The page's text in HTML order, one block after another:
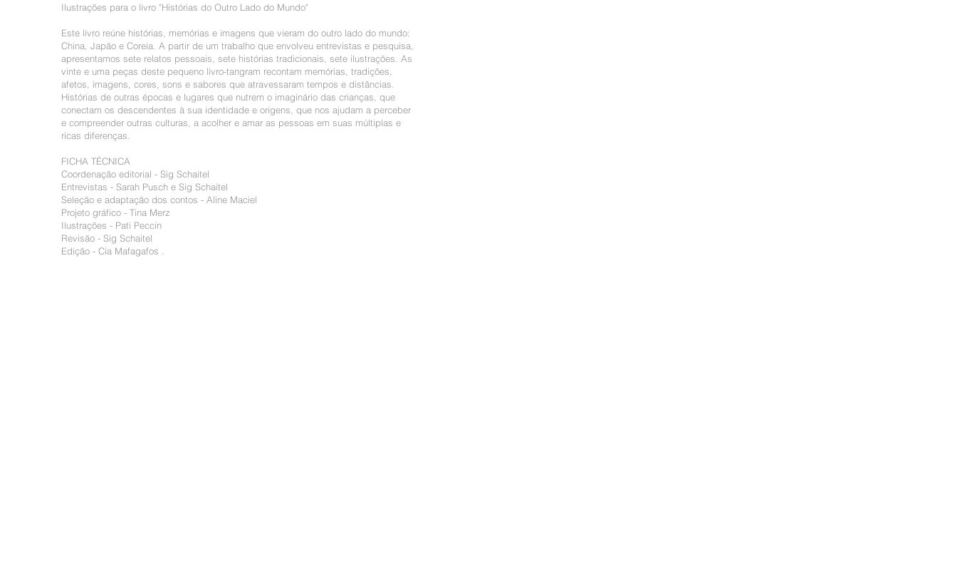
Ilustrações para o livro "Histórias do Outro Lado do Mundo"
Este livro reúne histórias, memórias e imagens que vieram do outro lado do mundo:
China, Japão e Coreia. A partir de um trabalho que envolveu entrevistas e pesquisa,
apresentamos sete relatos pessoais, sete histórias tradicionais, sete ilustrações. As
vinte e uma peças deste pequeno livro-tangram recontam memórias, tradições,
afetos, imagens, cores, sons e sabores que atravessaram tempos e distâncias.
Histórias de outras épocas e lugares que nutrem o imaginário das crianças, que
conectam os descendentes à sua identidade e origens, que nos ajudam a perceber
e compreender outras culturas, a acolher e amar as pessoas em suas múltiplas e
ricas diferenças.
FICHA TÉCNICA
Coordenação editorial - Sig Schaitel
Entrevistas - Sarah Pusch e Sig Schaitel
Seleção e adaptação dos contos - Aline Maciel
Projeto gráfico - Tina Merz
Ilustrações - Pati Peccin
Revisão - Sig Schaitel
Edição - Cia Mafagafos .